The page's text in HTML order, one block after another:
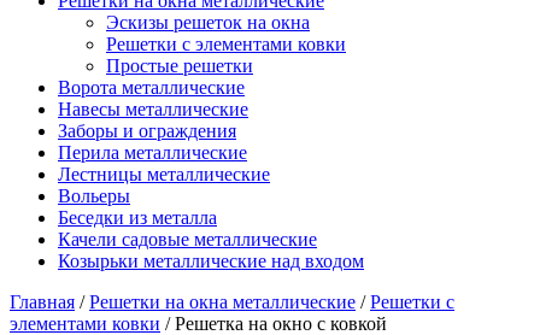
Эскизы решеток на окна
Решетки с элементами ковки
Простые решетки
Ворота металлические
Навесы металлические
Заборы и ограждения
Перила металлические
Лестницы металлические
Вольеры
Беседки из металла
Качели садовые металлические
Козырьки металлические над входом
Главная /Решетки на окна металлические /Решетки с
элементами ковки / Решетка на окно с ковкой